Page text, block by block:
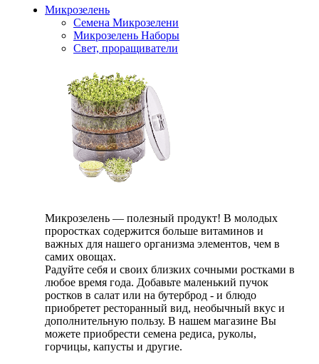
Микрозелень
Семена Микрозелени
Микрозелень Наборы
Свет, проращиватели
Микрозелень — полезный продукт! В молодых
проростках содержится больше витаминов и
важных для нашего организма элементов, чем в
самих овощах.
Радуйте себя и своих близких сочными ростками в
любое время года. Добавьте маленький пучок
ростков в салат или на бутерброд - и блюдо
приобретет ресторанный вид, необычный вкус и
дополнительную пользу. В нашем магазине Вы
можете приобрести семена редиса, руколы,
горчицы, капусты и другие.